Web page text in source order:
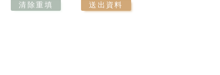
清除重填 送出資料